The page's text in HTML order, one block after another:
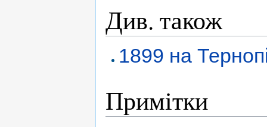
Див. також
1899 на
Примітки